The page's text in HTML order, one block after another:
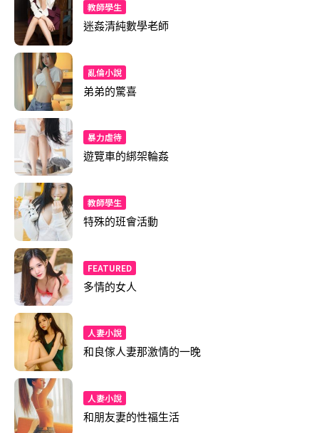
教師學生
迷姦清純數學老師
亂倫小說
弟弟的驚喜
暴力虐待
遊覽車的綁架輪姦
教師學生
特殊的班會活動
FEATURED
多情的女人
人妻小說
和良傢人妻那激情的一晚
人妻小說
和朋友妻的性福生活